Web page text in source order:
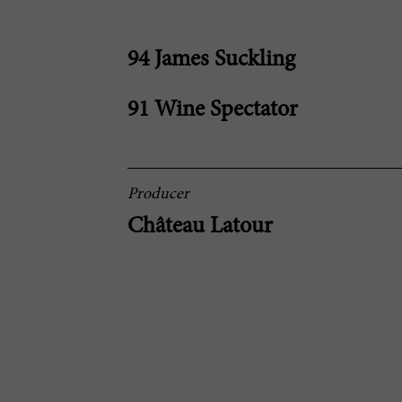
94 James Suckling
91 Wine Spectator
Producer
Château Latour